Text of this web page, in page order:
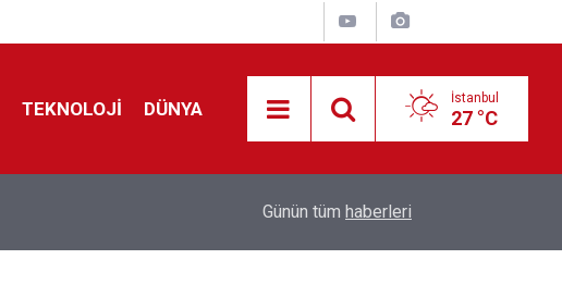
TEKNOLOJİ DÜNYA İstanbul
27 °C
kontrol edecek
Günün tüm haberleri